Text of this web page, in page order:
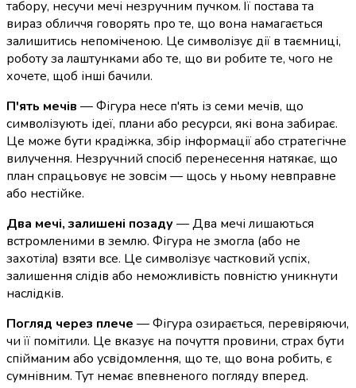
табору, несучи мечі незручним пучком. Її постава та
вираз обличчя говорять про те, що вона намагається
залишитись непоміченою. Це символізує дії в таємниці,
роботу за лаштунками або те, що ви робите те, чого не
хочете, щоб інші бачили.
П'ять мечів — Фігура несе п'ять із семи мечів, що
символізують ідеї, плани або ресурси, які вона забирає.
Це може бути крадіжка, збір інформації або стратегічне
вилучення. Незручний спосіб перенесення натякає, що
план спрацьовує не зовсім — щось у ньому невправне
або нестійке.
Два мечі, залишені позаду— Два мечі лишаються
встромленими в землю. Фігура не змогла (або не
захотіла) взяти все. Це символізує частковий успіх,
залишення слідів або неможливість повністю уникнути
наслідків.
Погляд через плече — Фігура озирається, перевіряючи,
чи її помітили. Це вказує на почуття провини, страх бути
спійманим або усвідомлення, що те, що вона робить, є
сумнівним. Тут немає впевненого погляду вперед.